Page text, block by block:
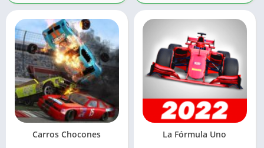
Carros Chocones La Fórmula Uno